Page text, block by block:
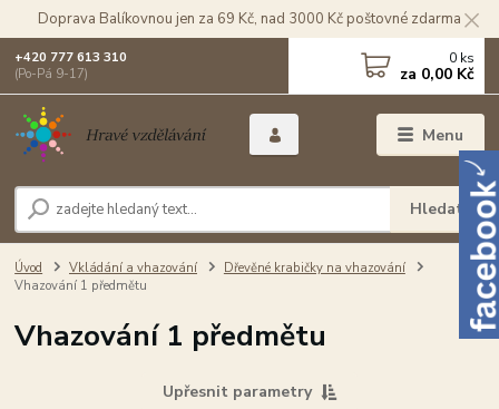
Doprava Balíkovnou jen za 69 Kč, nad 3000 Kč poštovné zdarma
Menu
Hledat
+420 777 613 310
(Po-Pá 9-17)
0 ks
za 0,00 Kč
Úvod Vkládání a vhazování
Dřevěné krabičky na vhazování
Vhazování 1 předmětu
Vhazování 1 předmětu
Upřesnit parametry